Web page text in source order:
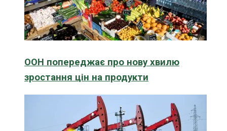
ООН попереджає про нову хвилю
зростання цін на продукти